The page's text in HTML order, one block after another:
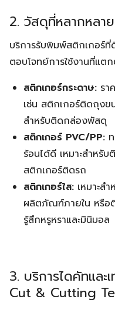
2. วัสดุที่หลากหลาย
บริการรับพิมพ์สติกเกอร์ที่
ตอบโจทย์การใช้งานที่แต
สติกเกอร์กระดาษ: รา
เช่น สติกเกอร์ติดถุง
สำหรับติดกล่องพัสดุ
สติกเกอร์ PVC/PP:
ร้อนได้ดี เหมาะสำหรั
สติกเกอร์ติดรถ
สติกเกอร์ใส: เหมาะส
ผลิตภัณฑ์ภายใน หรือ
รู้สึกหรูหราและมินิมอล
3. บริการไดคัทและ
Cut & Cutting